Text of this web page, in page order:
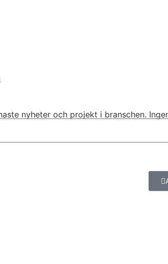
nyheter och projekt i branschen.